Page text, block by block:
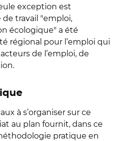
exception est
de travail "emploi,
écologique" a été
régional pour l’emploi qui
de l’emploi, de
à s’organiser sur ce
au plan fournit, dans ce
pratique en